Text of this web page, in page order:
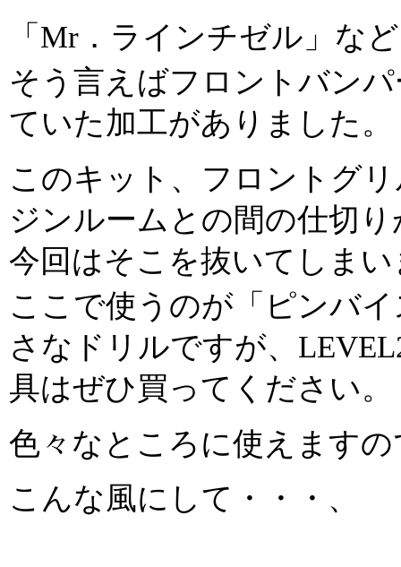
「Mr．ラインチゼル」な
そう言えばフロントバン
ていた加工がありました。
このキット、フロントグ
ジンルームとの間の仕切
今回はそこを抜いてしま
ここで使うのが「ピンバ
さなドリルですが、
具はぜひ買ってください。
色々なところに使えますの
こんな風にして・・・、